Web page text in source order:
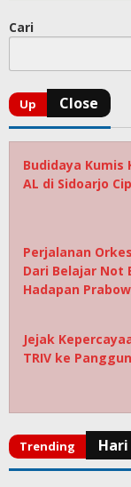
Cari
Budidaya Kumis
AL di Sidoarjo
Perjalanan
Dari Belajar Not
Hadapan
Jejak
TRIV ke